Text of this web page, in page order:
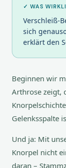
✓ WAS
Verschleiß-
sich
erklärt den
Beginnen wir
Arthrose zeigt,
Gelenksspalte
Und ja: Mit
Knorpel nicht
daran –